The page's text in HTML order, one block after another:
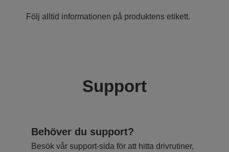
Följ alltid informationen på produktens etikett.
Support
Behöver du support?
Besök vår support-sida för att hitta drivrutiner,